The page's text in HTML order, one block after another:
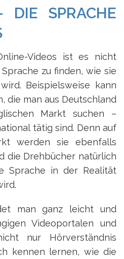
DIE SPRACHE
Videos ist es nicht
zu finden, wie sie
Beispielsweise kann
die man aus Deutschland
Markt suchen –
tätig sind. Denn auf
werden sie ebenfalls
die Drehbücher natürlich
Sprache in der Realität
man ganz leicht und
Videoportalen und
nur Hörverständnis
kennen lernen, wie die